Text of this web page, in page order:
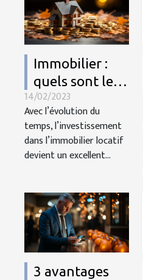
Immobilier :
quels sont les
avantages
potentiels d'un
investissement
dans
14/02/2023
Avec l’évolution du
temps, l’investissement
dans l’immobilier locatif
devient un excellent...
3 avantages